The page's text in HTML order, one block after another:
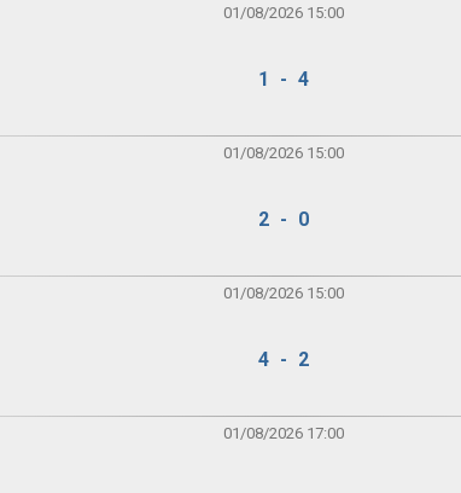
01/08/2026 15:00
1 - 4
01/08/2026 15:00
2 - 0
01/08/2026 15:00
4 - 2
01/08/2026 17:00